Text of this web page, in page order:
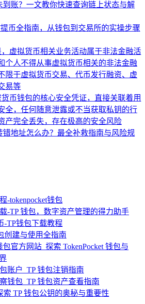
到账？一文教你快速查询链上状态与解
币全指南，从钱包到交易所的实操步骤
虚拟货币相关业务活动属于非法金融活
个人不得从事虚拟货币相关的非法金融
限于虚拟货币交易、代币发行融资、虚
易等
币钱包的核心安全凭证，直接关联着用
全，任何随意泄露或不当获取私钥的行
产完全丢失，存在极高的安全风险
错地址怎么办？最全补救指南与风险规
-tokenpocket钱包
-TP 钱包，数字资产管理的得力助手
-TP钱包下载教程
创建与使用全指南
包官方网站_探索 TokenPocket 钱包与
账户_TP 钱包注销指南
钱包_TP 钱包资产查看指南
索 TP 钱包公钥的奥秘与重要性